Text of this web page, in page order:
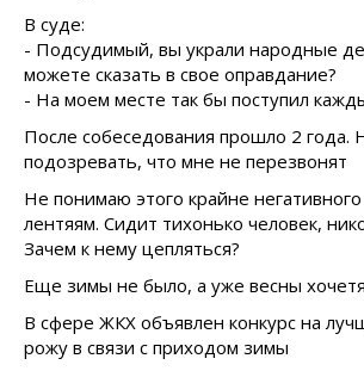
В суде:
- Подсудимый, вы украли народные
можете сказать в свое оправдание?
- На моем месте так бы поступил
После собеседования прошло 2 года.
подозревать, что мне не перезвонят
Не понимаю этого крайне
лентяям. Сидит тихонько человек,
Зачем к нему цепляться?
Еще зимы не было, а уже весны хочетя
В сфере ЖКХ объявлен конкурс на
рожу в связи с приходом зимы